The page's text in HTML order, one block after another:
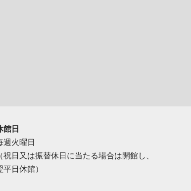
館日
週火曜日
（祝日又は振替休日に当たる場合は開館し、
平日休館）